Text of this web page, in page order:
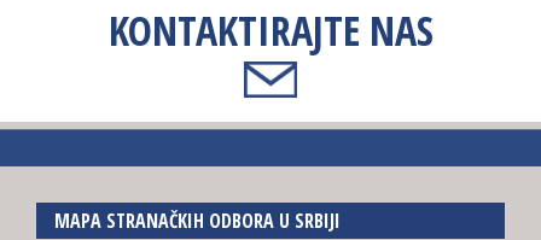
KONTAKTIRAJTE NAS
MAPA STRANAČKIH ODBORA U SRBIJI